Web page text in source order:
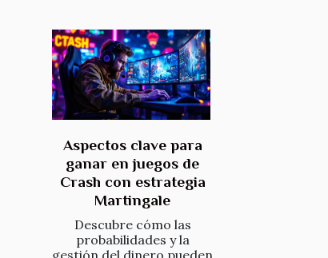
Aspectos clave para
ganar en juegos de
Crash con estrategia
Martingale
Descubre cómo las
probabilidades y la